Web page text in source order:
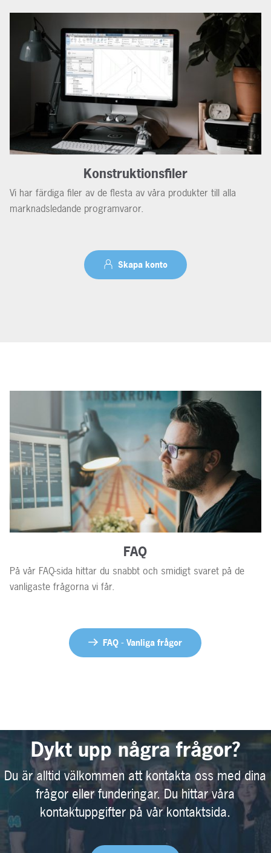
Konstruktionsfiler
Vi har färdiga filer av de flesta av våra produkter till alla
marknadsledande programvaror.
Skapa konto
FAQ
På vår FAQ-sida hittar du snabbt och smidigt svaret på de
vanligaste frågorna vi får.
FAQ - Vanliga frågor
Dykt upp några frågor?
Du är alltid välkommen att kontakta oss med dina
frågor eller funderingar. Du hittar våra
kontaktuppgifter på vår kontaktsida.